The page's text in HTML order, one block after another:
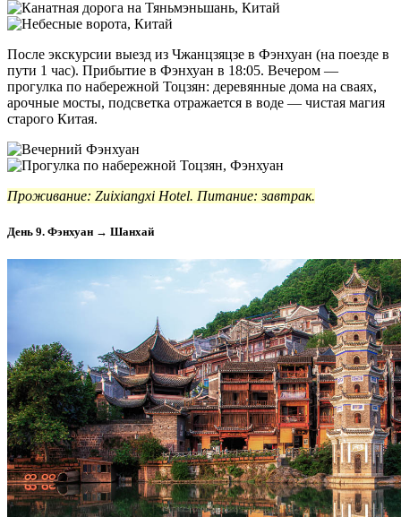
После экскурсии выезд из Чжанцзяцзе в Фэнхуан (на поезде в
пути 1 час). Прибытие в Фэнхуан в 18:05. Вечером —
прогулка по набережной Тоцзян: деревянные дома на сваях,
арочные мосты, подсветка отражается в воде — чистая магия
старого Китая.
Проживание: Zuixiangxi Hotel. Питание: завтрак.
День 9. Фэнхуан → Шанхай